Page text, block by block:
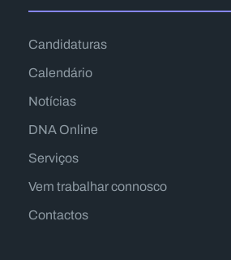
Candidaturas
Calendário
Notícias
DNA Online
Serviços
Vem trabalhar connosco
Contactos